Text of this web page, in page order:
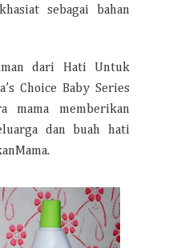
sebagai bahan
dari Hati Untuk
Choice Baby Series
mama memberikan
dan buah hati